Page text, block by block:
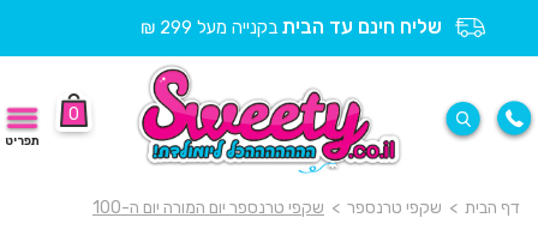
שליח חינם עד הבית בקנייה מעל 299 ₪
0
תפריט
דף הבית > שקפי טרנספר > שקפי טרנספר יום המורה יום ה-100